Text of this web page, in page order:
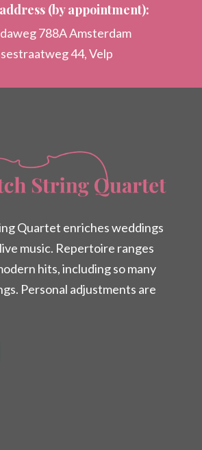
(by appointment):
788A Amsterdam
44, Velp
Quartet enriches weddings
music. Repertoire ranges
hits, including so many
Personal adjustments are